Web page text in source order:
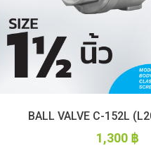
BALL VALVE C-152L
1,300 ฿